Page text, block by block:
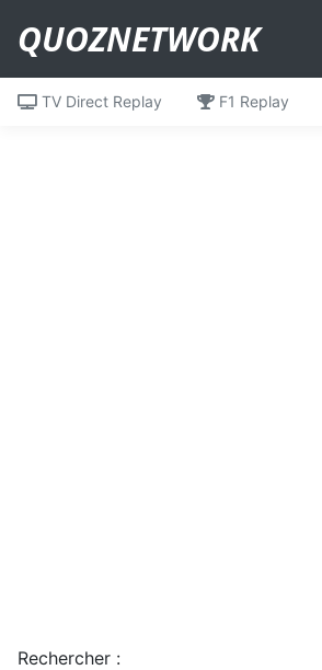
QUOZNETWORK
TV Direct Replay F1 Replay
Rechercher :